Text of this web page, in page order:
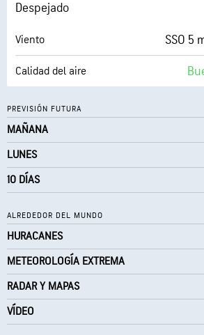
Despejado
Viento SSO 5
Calidad del aire
Punto de rocío
AccuLumen Brightness Index™
PREVISIÓN FUTURA
MAÑANA
LUNES
10 DÍAS
ALREDEDOR DEL MUNDO
HURACANES
METEOROLOGÍA EXTREMA
RADAR Y MAPAS
VÍDEO